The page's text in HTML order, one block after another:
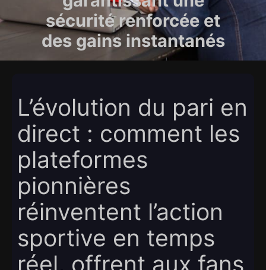
sécurité renforcée et
des gains instantanés
L’évolution du pari en
direct : comment les
plateformes
pionnières
réinventent l’action
sportive en temps
réel, offrent aux fans